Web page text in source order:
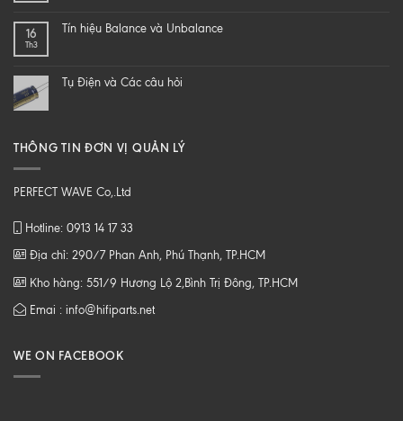
loa
Z
CHẤT
16
Th3
Tín hiệu Balance và Unbalance
Tụ Điện và Các câu hỏi
THÔNG TIN ĐƠN VỊ QUẢN LÝ
PERFECT WAVE Co,.Ltd
Hotline: 0913 14 17 33
Địa chỉ: 290/7 Phan Anh, Phú Thạnh, TP.HCM
Kho hàng: 551/9 Hương Lộ 2,Bình Trị Đông, TP.HCM
Emai : info@hifiparts.net
WE ON FACEBOOK